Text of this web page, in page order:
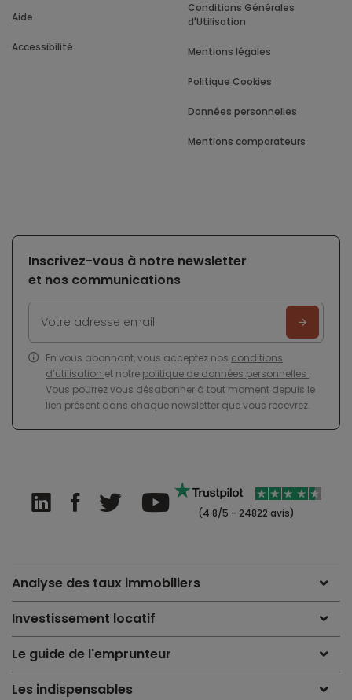
Aide
Accessibilité
Conditions Générales
d'Utilisation
Mentions légales
Politique Cookies
Données personnelles
Mentions comparateurs
Inscrivez-vous à notre newsletter
et nos communications
En vous abonnant, vous acceptez nos conditions
d’utilisation et notre politique de données personnelles .
Vous pourrez vous désabonner à tout moment depuis le
lien présent dans chaque newsletter que vous recevrez.
(4.8/5 - 24822 avis)
Analyse des taux immobiliers
Investissement locatif
Le guide de l'emprunteur
Les indispensables